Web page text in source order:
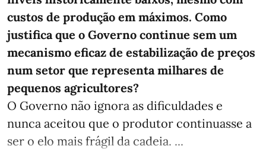
custos de produção em máximos. Como
justifica que o Governo continue sem um
mecanismo eficaz de estabilização de preços
num setor que representa milhares de
pequenos agricultores?
O Governo não ignora as dificuldades e
nunca aceitou que o produtor continuasse a
ser o elo mais frágil da cadeia. ...